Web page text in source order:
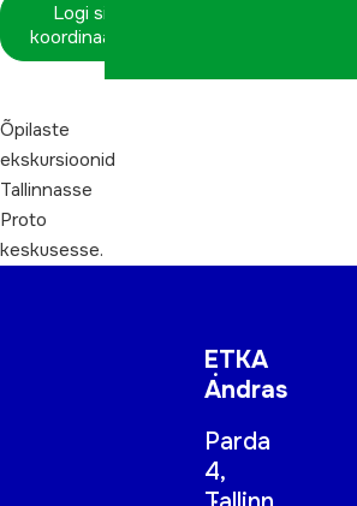
Logi sisse
koordinaatorina
Õpilaste
ekskursioonid
Tallinnasse
Proto
keskusesse.
ETKA
Andras
Parda
4,